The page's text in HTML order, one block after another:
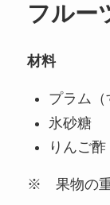
フルー
材料
プラム
氷
りん
※ 果物の重